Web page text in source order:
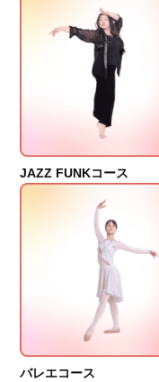
JAZZ FUNKコース
バレエコース